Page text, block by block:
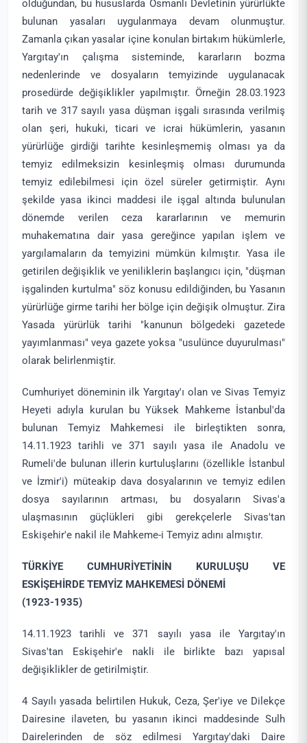
olduğundan, bu hususlarda Osmanlı Devletinin yürürlükte
bulunan yasaları uygulanmaya devam olunmuştur.
Zamanla çıkan yasalar içine konulan birtakım hükümlerle,
Yargıtay'ın çalışma sisteminde, kararların bozma
nedenlerinde ve dosyaların temyizinde uygulanacak
prosedürde değişiklikler yapılmıştır. Örneğin 28.03.1923
tarih ve 317 sayılı yasa düşman işgali sırasında verilmiş
olan şeri, hukuki, ticari ve icrai hükümlerin, yasanın
yürürlüğe girdiği tarihte kesinleşmemiş olması ya da
temyiz edilmeksizin kesinleşmiş olması durumunda
temyiz edilebilmesi için özel süreler getirmiştir. Aynı
şekilde yasa ikinci maddesi ile işgal altında bulunulan
dönemde verilen ceza kararlarının ve memurin
muhakematına dair yasa gereğince yapılan işlem ve
yargılamaların da temyizini mümkün kılmıştır. Yasa ile
getirilen değişiklik ve yeniliklerin başlangıcı için, "düşman
işgalinden kurtulma" söz konusu edildiğinden, bu Yasanın
yürürlüğe girme tarihi her bölge için değişik olmuştur. Zira
Yasada yürürlük tarihi "kanunun bölgedeki gazetede
yayımlanması" veya gazete yoksa "usulünce duyurulması"
olarak belirlenmiştir.
Cumhuriyet döneminin ilk Yargıtay'ı olan ve Sivas Temyiz
Heyeti adıyla kurulan bu Yüksek Mahkeme İstanbul'da
bulunan Temyiz Mahkemesi ile birleştikten sonra,
14.11.1923 tarihli ve 371 sayılı yasa ile Anadolu ve
Rumeli'de bulunan illerin kurtuluşlarını (özellikle İstanbul
ve İzmir'i) müteakip dava dosyalarının ve temyiz edilen
dosya sayılarının artması, bu dosyaların Sivas'a
ulaşmasının güçlükleri gibi gerekçelerle Sivas'tan
Eskişehir'e nakil ile Mahkeme-i Temyiz adını almıştır.
TÜRKİYE CUMHURİYETİNİN KURULUŞU VE
ESKİŞEHİRDE TEMYİZ MAHKEMESİ DÖNEMİ
(1923-1935)
14.11.1923 tarihli ve 371 sayılı yasa ile Yargıtay'ın
Sivas'tan Eskişehir'e nakli ile birlikte bazı yapısal
değişiklikler de getirilmiştir.
4 Sayılı yasada belirtilen Hukuk, Ceza, Şer'iye ve Dilekçe
Dairesine ilaveten, bu yasanın ikinci maddesinde Sulh
Dairelerinden de söz edilmesi Yargıtay'daki Daire